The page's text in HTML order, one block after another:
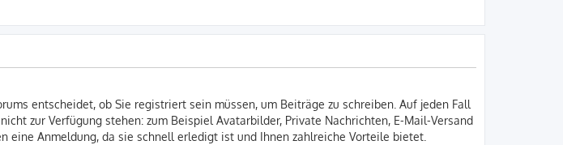
entscheidet, ob Sie registriert sein müssen, um Beiträge zu schreiben. Auf jeden Fall
zur Verfügung stehen: zum Beispiel Avatarbilder, Private Nachrichten, E-Mail-Versand
Anmeldung, da sie schnell erledigt ist und Ihnen zahlreiche Vorteile bietet.